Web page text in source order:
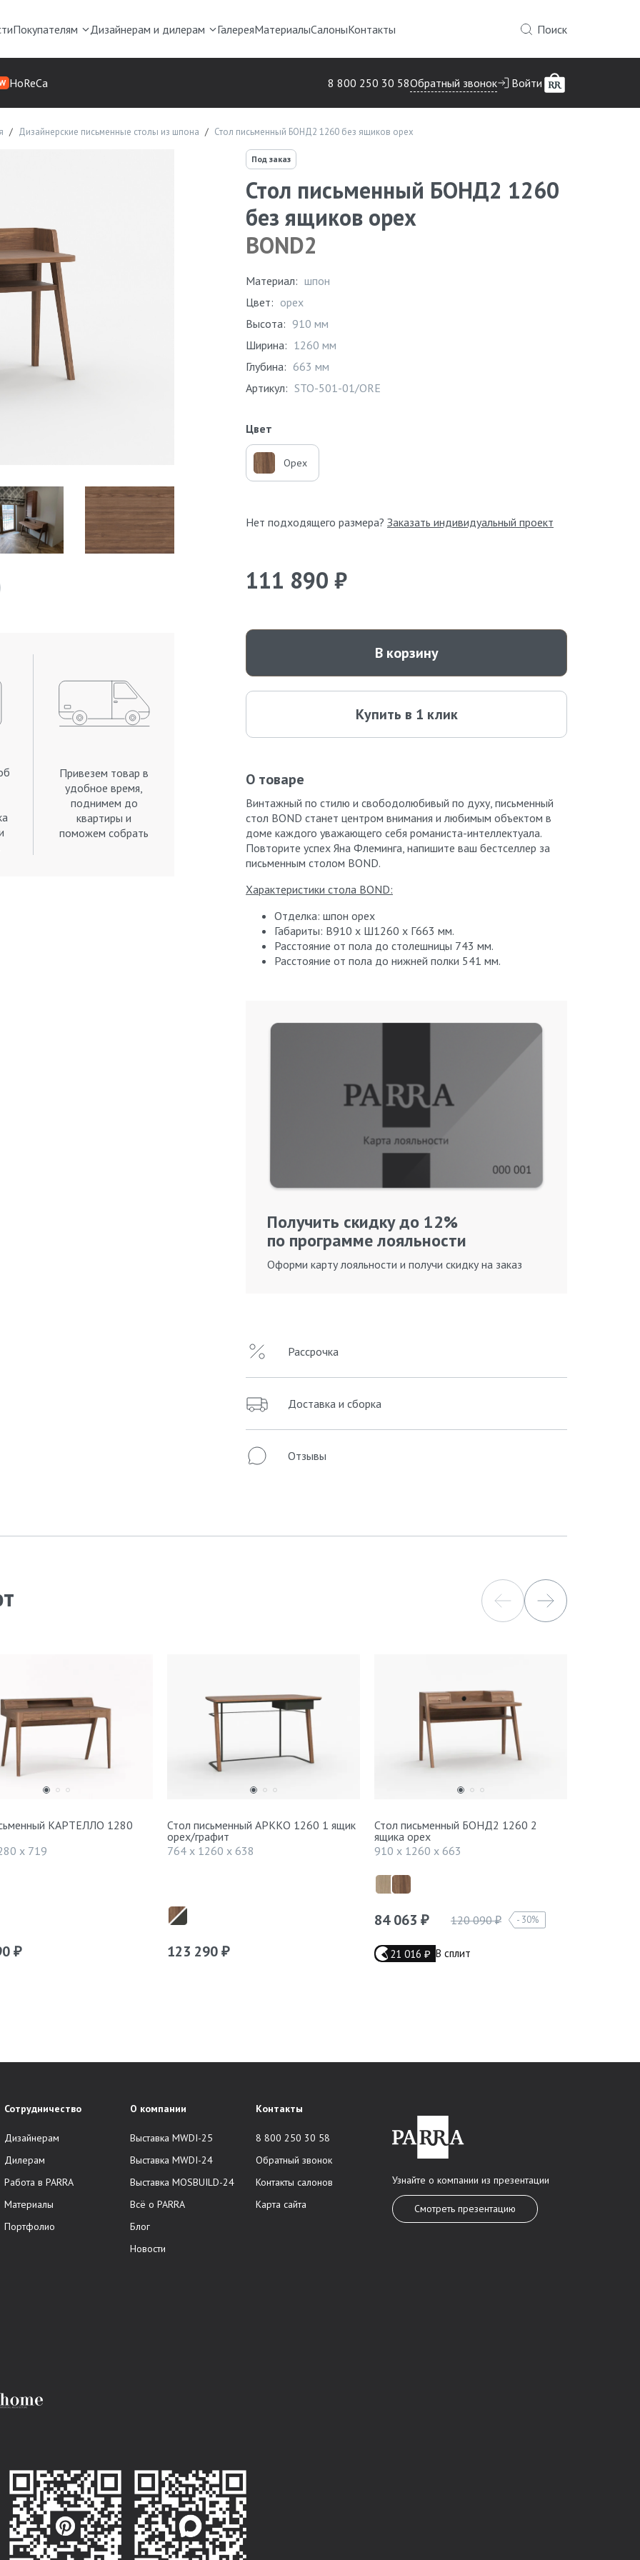
Покупателям Дизайнерам и дилерам ГалереяМатериалыСалоныКонтакты Поиск
HoReCa 8 800 250 30 58Обратный звонок Войти
Дизайнерские письменные столы из шпона Стол письменный БОНД2 1260 без ящиков орех
Привезем товар в
удобное время,
поднимем до
квартиры и
поможем собрать
Под заказ
Стол письменный БОНД2 1260
без ящиков орех
BOND2
Материал: шпон
Цвет: орех
Высота: 910 мм
Ширина: 1260 мм
Глубина: 663 мм
Артикул: STO-501-01/ORE
Цвет
Орех
Нет подходящего размера? Заказать индивидуальный проект
111 890 ₽
В корзину
Купить в 1 клик
О товаре
Винтажный по стилю и свободолюбивый по духу, письменный
стол BOND станет центром внимания и любимым объектом в
доме каждого уважающего себя романиста-интеллектуала.
Повторите успех Яна Флеминга, напишите ваш бестселлер за
письменным столом BOND.
Характеристики стола BOND:
Отделка: шпон орех
Габариты: В910 х Ш1260 х Г663 мм.
Расстояние от пола до столешницы 743 мм.
Расстояние от пола до нижней полки 541 мм.
Получить скидку до 12%
по программе лояльности
Оформи карту лояльности и получи скидку на заказ
Рассрочка
Доставка и сборка
Отзывы
КАРТЕЛЛО 1280
x 719
₽
Стол письменный АРККО 1260 1 ящик
орех/графит
764 x 1260 x 638
123 290 ₽
Стол письменный БОНД2 1260 2
ящика орех
910 x 1260 x 663
84 063 ₽ 120 090₽ 30%
21 016 ₽ В сплит
Сотрудничество
Дизайнерам
Дилерам
Работа в PARRA
Материалы
Портфолио
О компании
Выставка MWDI-25
Выставка MWDI-24
Выставка MOSBUILD-24
Всё о PARRA
Блог
Новости
Контакты
8 800 250 30 58
Обратный звонок
Контакты салонов
Карта сайта
Узнайте о компании из презентации
Смотреть презентацию